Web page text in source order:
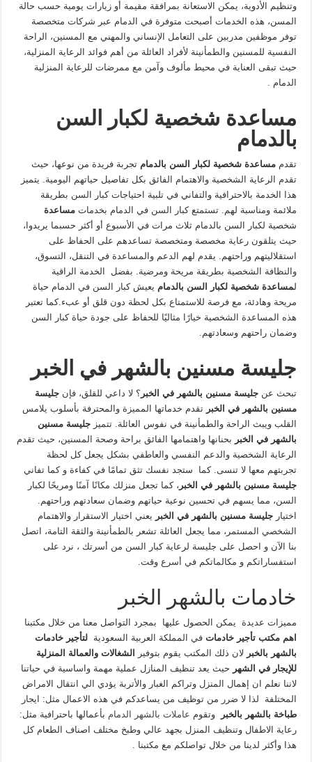
وتنظيم الأدوية، يمكن الاستعانة بمرافقة مقيمة أو زيارات يومية حسب حالة
المسن، هذه الخدمات أصبحت متوفرة في الدمام عبر شركات متخصصة
توفر موظفين مدربين على التعامل الإنساني والمهني مع المسنين، الراحة
النفسية للمسنين والطمأنينة لأفراد العائلة من أهم فوائد الرعاية المنزلية،
حيث تبقى العناية في محيط مألوف وآمن مع ممرضات للرعاية المنزلية
الدمام .
مساعدة شخصية لكبار السن
بالدمام
تقدممساعدة شخصية لكبار السن بالدمام تجربة فريدة من نوعها، حيث
تقدم الرعاية الشخصية والاهتمام الفائق بكل تفاصيل حياتهم اليومية. يتميز
هذا الخدمة بالاحترافية والتفاني في تلبية احتياجات كبار السن بطريقة
ملائمة ومناسبة لهم. تستمتع كبار السن في الدمام بخدماتمساعدة
شخصية لكبار السن بالدمام ثلاث مرات في الأسبوع أو أكثر حسبما يريدوا،
حيث يتلقون رعاية مخصصة ومتخصصة تساعدهم على الحفاظ على
استقلاليتهم وراحتهم. يقدم لهم الدعم والمساعدة في التنقل، التسوق،
والنظافة الشخصية بطريقة مريحة ومرضية. بفضل الخدمة الراقية
لمساعدة شخصية لكبار السن بالدمام يعيش كبار السن في الدمام حياة
مريحة وهادئة، مع فرصة للاستمتاع بكل لحظة دون قلق أو عبء.كما تعتبر
هذه المساعدة الشخصية خيارًا مثاليًا للحفاظ على جودة حياة كبار السن
وضمان راحتهم وسعادتهم.
جليسة مسنين بالشهر في الخبر
تبحث عنجليسة مسنين بالشهر في الخبر ؟ لا داعي للقلق، فإنجليسة
مسنين بالشهر في الخبر تقدم خدماتها المميزة والمحترفة بأسلوب يلامس
القلب ويبث الراحة والطمأنينة في نفوس العائلة. تتميزجليسة مسنين
بالشهر في الخبر بحنانها واهتمامها الفائق براحة وصحة المسنين، حيث تقدم
الرعاية الشخصية والدعم النفسي والعاطفي بشكل يجعل كل لحظة
تجربتهم معها لا تنسى. كما ستجد نفسك تثق تمامًا في كفاءة و كما تفاني
جليسة مسنين بالشهر في الخبر ، كما تجعل منزلك مكانًا آمنًا ومريحًا لكبار
السن، مما يسهم في تحسين نوعية حياتهم وضمان سعادتهم وراحتهم.
اختيارجليسة مسنين بالشهر في الخبر يعني اختيار الاستقرار والاهتمام
الشخصي المستمر، مما يجعل العائلة تشعر بالطمأنينة والثقة التامة، اتصل
بنا الآن و احصل على جليسة لرعاية كبار السن من أسرتك ، نرد على
استفساراتكم و مكالماتكم في أسرع وقت.
خادمات بالشهر الخبر
مميزات عديدة يمكن الحصول عليها بمجرد التواصل معنا من خلال مكتبنا
اهم مكتب تأجير خادمات في المملكة العربية السعوديةلتأجير خادمات
بالشهر بالخبر لان ذلك المكتب يقوم بتوفير
الشغالات والعمالة المنزلية
للإيجار في الشهر حيث يعد تنظيف المنازل عملية مهمة واساسية في حياتنا
لاننا نعلم ان إهمال المنزل وتراكم الغبار والأتربة يؤدي الي انتقال الامراض
المختلفة لذا لا ضرر من توظيف من يساعدكم في هذه الاعمال مثل: ايجار
طباخة بالشهر بالخبر
وتقوم عاملات بالشهر الدمام بأعمالها باحترافية مثل:
رعاية الاطفال وتنظيف المنزل بجهد عالي وطبخ مختلف اصناف الطعام كل
هذا وأكثر لدينا من خلال تواصلكم مع مكتبنا .